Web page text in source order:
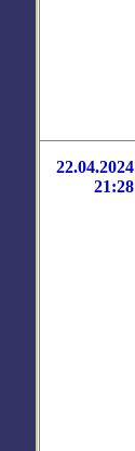
22.04.2024
21:28